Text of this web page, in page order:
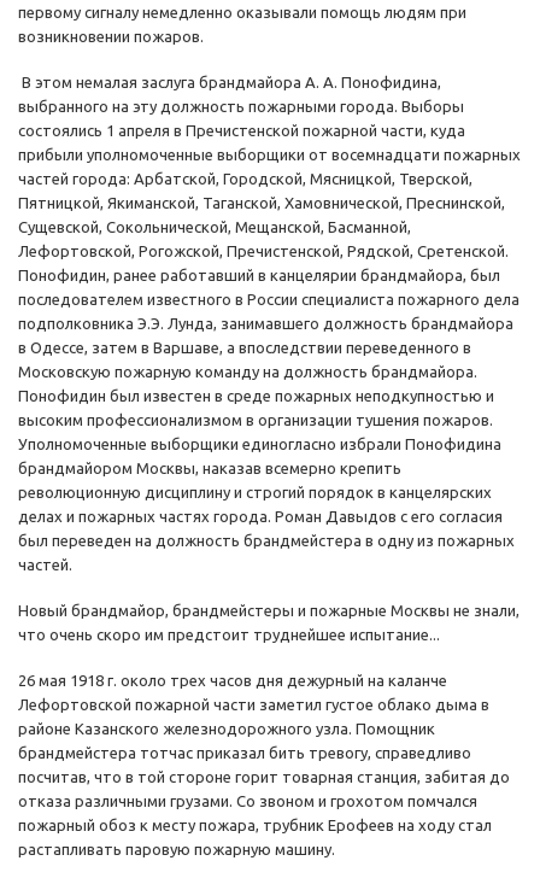
первому сигналу немедленно оказывали помощь людям при
возникновении пожаров.
В этом немалая заслуга брандмайора А. А. Понофидина,
выбранного на эту должность пожарными города. Выборы
состоялись 1 апреля в Пречистенской пожарной части, куда
прибыли уполномоченные выборщики от восемнадцати пожарных
частей города: Арбатской, Городской, Мясницкой, Тверской,
Пятницкой, Якиманской, Таганской, Хамовнической, Преснинской,
Сущевской, Сокольнической, Мещанской, Басманной,
Лефортовской, Рогожской, Пречистенской, Рядской, Сретенской.
Понофидин, ранее работавший в канцелярии брандмайора, был
последователем известного в России специалиста пожарного дела
подполковника Э.Э. Лунда, занимавшего должность брандмайора
в Одессе, затем в Варшаве, а впоследствии переведенного в
Московскую пожарную команду на должность брандмайора.
Понофидин был известен в среде пожарных неподкупностью и
высоким профессионализмом в организации тушения пожаров.
Уполномоченные выборщики единогласно избрали Понофидина
брандмайором Москвы, наказав всемерно крепить
революционную дисциплину и строгий порядок в канцелярских
делах и пожарных частях города. Роман Давыдов с его согласия
был переведен на должность брандмейстера в одну из пожарных
частей.
Новый брандмайор, брандмейстеры и пожарные Москвы не знали,
что очень скоро им предстоит труднейшее испытание...
26 мая 1918 г. около трех часов дня дежурный на каланче
Лефортовской пожарной части заметил густое облако дыма в
районе Казанского железнодорожного узла. Помощник
брандмейстера тотчас приказал бить тревогу, справедливо
посчитав, что в той стороне горит товарная станция, забитая до
отказа различными грузами. Со звоном и грохотом помчался
пожарный обоз к месту пожара, трубник Ерофеев на ходу стал
растапливать паровую пожарную машину.